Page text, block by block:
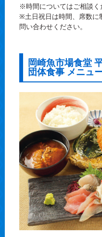
※時間についてはご相談く
※土日祝日は時間、席数に
問い合わせください。
岡崎魚市場食堂
団体食事 メニュ